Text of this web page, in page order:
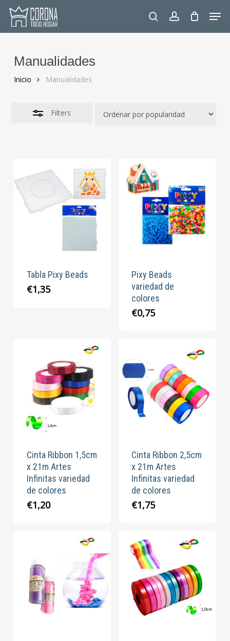
Skip
main
searchaccount
Manualidades
Inicio Manualidades
Filters
Tabla Pixy Beads
€1,35
Pixy Beads
variedad de
colores
€0,75
Cinta Ribbon 1,5cm
x 21m Artes
Infinitas variedad
de colores
€1,20
Cinta Ribbon 2,5cm
x 21m Artes
Infinitas variedad
de colores
€1,75
Close
Filters